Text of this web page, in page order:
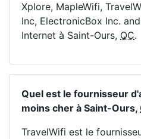
Xplore, MapleWifi,
Inc, ElectronicBox Inc.
Internet à Saint-Ours, QC.
Quel est le fournisseur
moins cher à Saint-Ours,
TravelWifi est le